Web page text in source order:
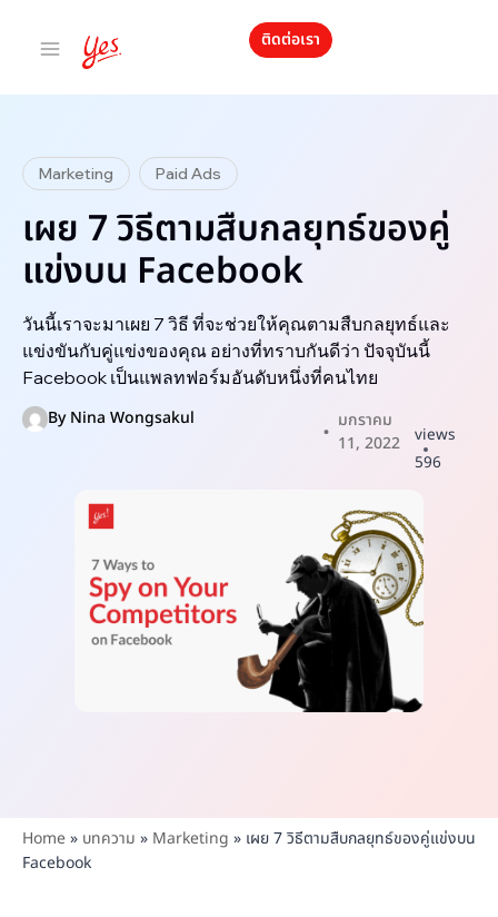
ติดต่อเรา
Marketing Paid Ads
เผย 7 วิธีตามสืบกลยุทธ์ของคู่
แข่งบน Facebook
วันนี้เราจะมาเผย 7 วิธี ที่จะช่วยให้คุณตามสืบกลยุทธ์และ
แข่งขันกับคู่แข่งของคุณ อย่างที่ทราบกันดีว่า ปัจจุบันนี้
Facebook เป็นแพลทฟอร์มอันดับหนึ่งที่คนไทย
ByNina Wongsakul
มกราคม
11, 2022
views
596
Home» บทความ » Marketing » เผย 7 วิธีตามสืบกลยุทธ์ของคู่แข่งบน
Facebook